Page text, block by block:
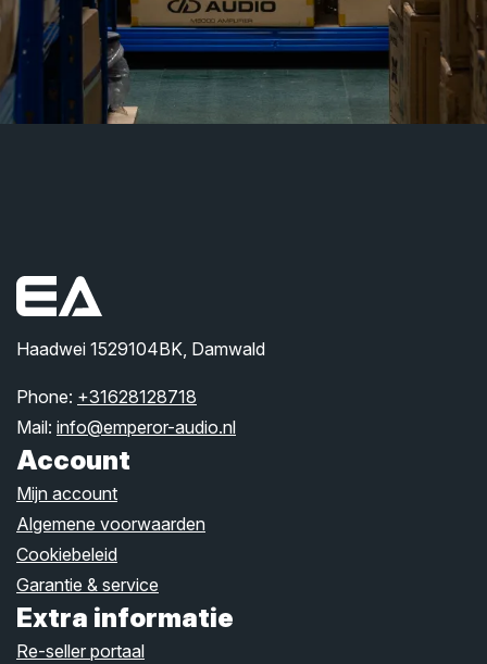
Haadwei 1529104BK, Damwald
Phone: +31628128718
Mail: info@emperor-audio.nl
Account
Mijn account
Algemene voorwaarden
Cookiebeleid
Garantie & service
Extra informatie
Re-seller portaal